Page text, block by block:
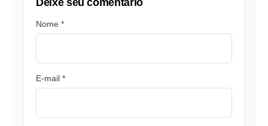
Deixe seu comentário
Nome *
E-mail *